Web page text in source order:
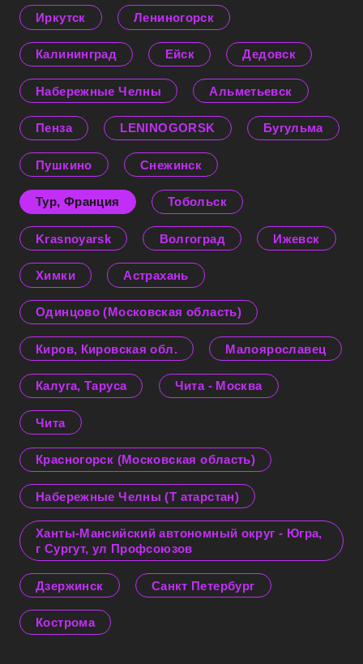
Иркутск Лениногорск
Калининград Ейск Дедовск
Набережные Челны Альметьевск
Пенза LENINOGORSK Бугульма
Пушкино Снежинск
Тур, Франция Тобольск
Krasnoyarsk Волгоград Ижевск
Химки Астрахань
Одинцово (Московская область)
Киров, Кировская обл. Малоярославец
Калуга, Таруса Чита - Москва
Чита
Красногорск (Московская область)
Набережные Челны (Т атарстан)
Ханты-Мансийский автономный округ - Югра,
г Сургут, ул Профсоюзов
Дзержинск Санкт Петербург
Кострома